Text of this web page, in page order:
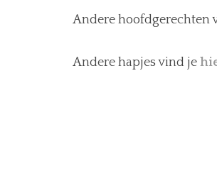
Andere hoofdgerechten
Andere hapjes vind je